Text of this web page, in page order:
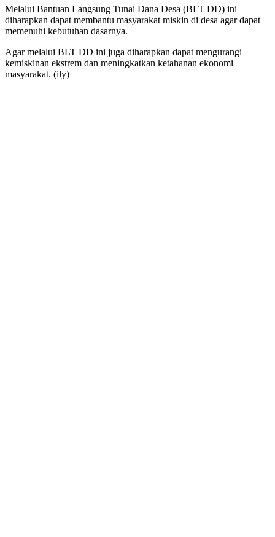
Melalui Bantuan Langsung Tunai Dana Desa (BLT DD) ini
diharapkan dapat membantu masyarakat miskin di desa agar dapat
memenuhi kebutuhan dasarnya.
Agar melalui BLT DD ini juga diharapkan dapat mengurangi
kemiskinan ekstrem dan meningkatkan ketahanan ekonomi
masyarakat. (ily)